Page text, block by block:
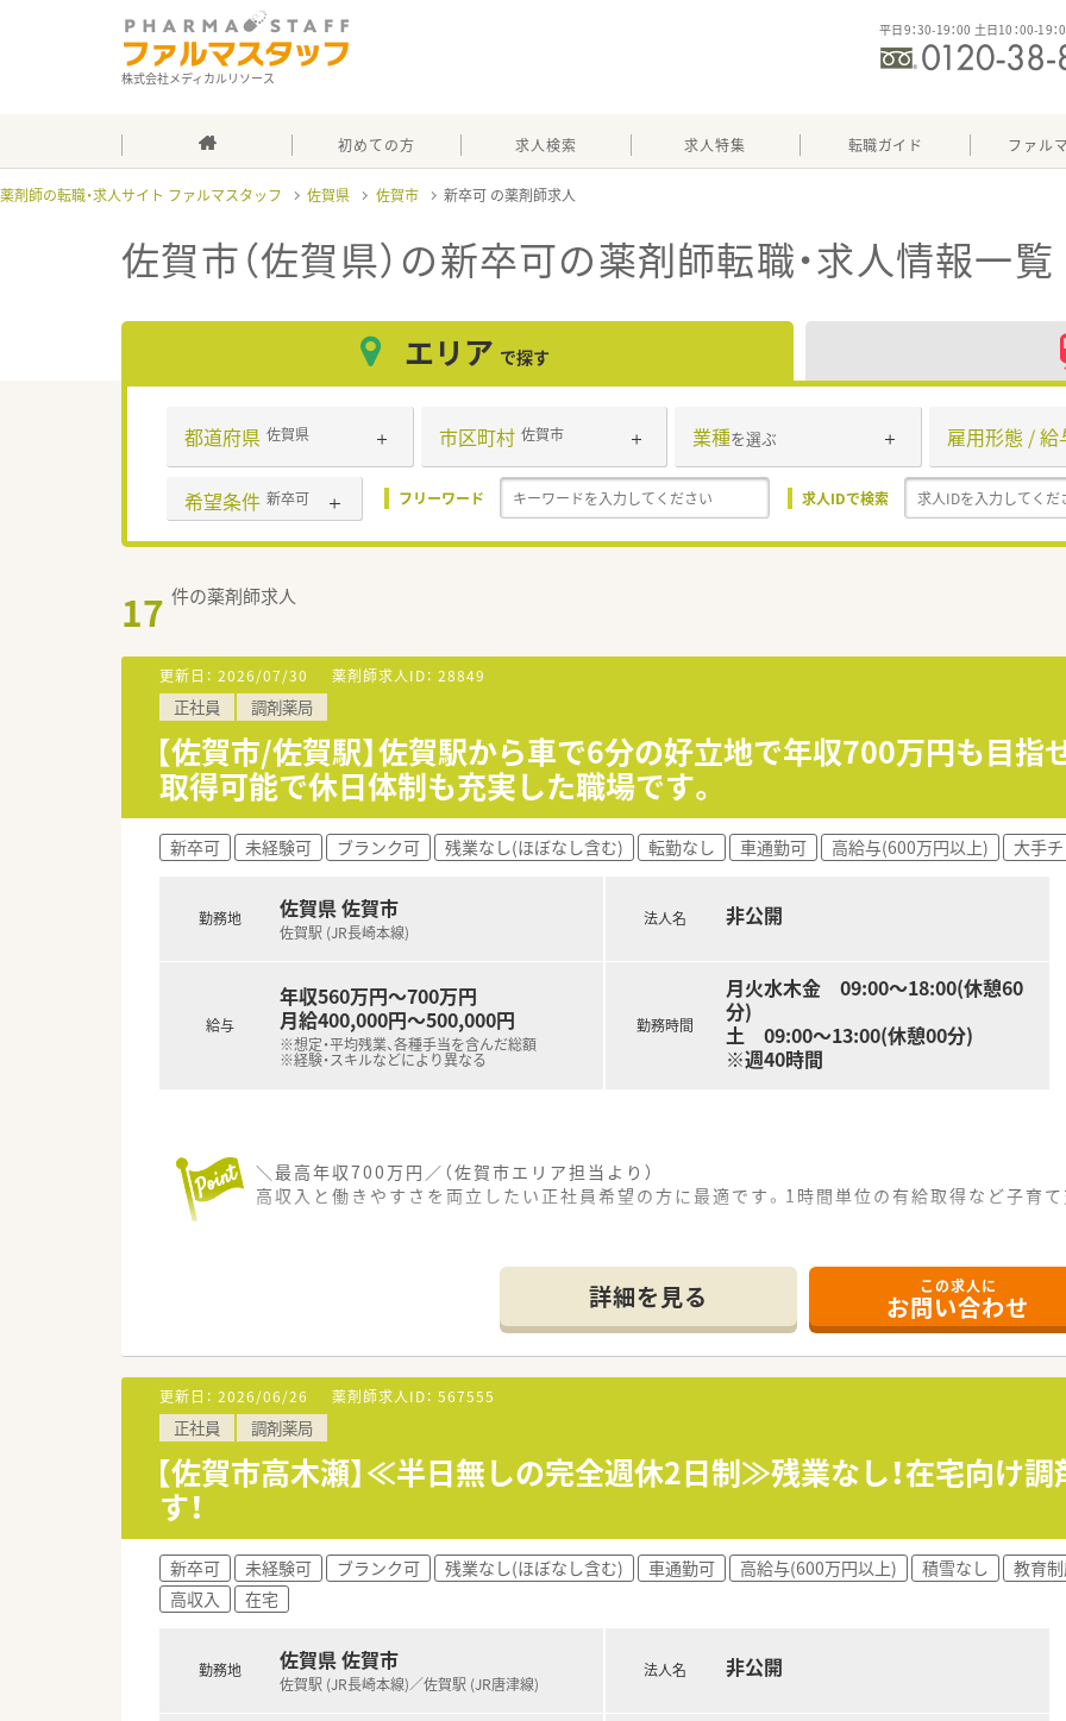
株式会社メディカルリソース
平日9：30-19：00 土日10：00-19
初めての方 求人検索 求人特集 転職ガイド ファル
薬剤師の転職・求人サイト ファルマスタッフ 佐賀県 佐賀市 新卒可
佐賀市（佐賀県）の新卒可の薬剤師転職・求人情報一覧
エリア で探す
都道府県 佐賀県 市区町村 佐賀市 業種を選ぶ 雇用形態 / 給
希望条件 新卒可 フリーワード 求人IDで検索
17 件の薬剤師求人
更新日： 2026/07/30 薬剤師求人ID： 28849
正社員 調剤薬局
【佐賀市/佐賀駅】佐賀駅から車で6分の好立地で年収700万円も目指
取得可能で休日体制も充実した職場です。
新卒可 未経験可 ブランク可 残業なし(ほぼなし含む) 転勤なし 車通勤可 高給与(600万円以上) 大手
勤務地 佐賀県 佐賀市
佐賀駅 (JR長崎本線)
給与
年収560万円～700万円
月給400,000円～500,000円
※想定・平均残業、各種手当を含んだ総額
※経験・スキルなどにより異なる
法人名 非公開
勤務時間
月火水木金 09:00～18:00(休憩60
分)
土 09:00～13:00(休憩00分)
※週40時間
＼最高年収700万円／（佐賀市エリア担当より）
高収入と働きやすさを両立したい正社員希望の方に最適です。1時間単位の有給取得など子育
■最寄り駅の佐賀駅から車で6分の場所に位置しておりマイカーでの通勤が大変便利な立地と
■応需科目は皮膚科がメインで集中率95％以上となり処方箋枚数は1日130枚から140枚程度
■勤務体制は薬剤師が常時2.5名から3.5名でベテラン事務員6名が手厚く業務をサポートして
【募集背景と求める人物像について】
■急な欠員発生に伴い体制強化を図るため急募にて新たな正社員薬剤師を募集することとなり
■調剤経験のある方はもちろん新卒や未経験の方およびブランクがある方からのご応募も歓迎
■店舗内をスムーズに移動できるようフットワークが軽く周囲と協調して働ける方を求めてお
【法人特徴について】
■お盆や年末年始の長期休暇を完備しており無理のない勤務体制の維持を大切に工夫しており
詳細を見る この求人に
お問い合わせ
更新日： 2026/06/26 薬剤師求人ID： 567555
正社員 調剤薬局
【佐賀市高木瀬】≪半日無しの完全週休2日制≫残業なし！在宅向け
す！
新卒可 未経験可 ブランク可 残業なし(ほぼなし含む) 車通勤可 高給与(600万円以上) 積雪なし
教育
高収入
在宅
勤務地 佐賀県 佐賀市
佐賀駅 (JR長崎本線)／佐賀駅 (JR唐津線)
法人名 非公開